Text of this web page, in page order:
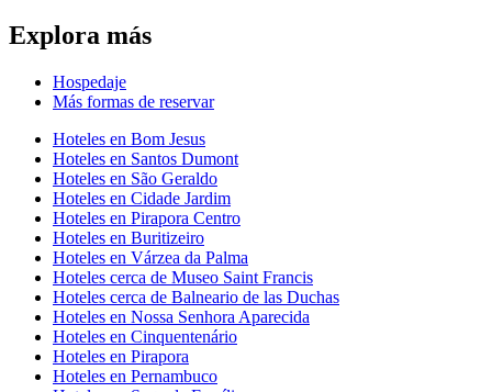
Explora más
Hospedaje
Más formas de reservar
Hoteles en Bom Jesus
Hoteles en Santos Dumont
Hoteles en São Geraldo
Hoteles en Cidade Jardim
Hoteles en Pirapora Centro
Hoteles en Buritizeiro
Hoteles en Várzea da Palma
Hoteles cerca de Museo Saint Francis
Hoteles cerca de Balneario de las Duchas
Hoteles en Nossa Senhora Aparecida
Hoteles en Cinquentenário
Hoteles en Pirapora
Hoteles en Pernambuco